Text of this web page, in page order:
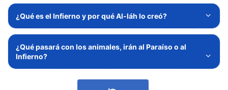
¿Qué es el Infierno y por qué Al-láh lo creó?
¿Qué pasará con los animales, irán al Paraíso o al
Infierno?